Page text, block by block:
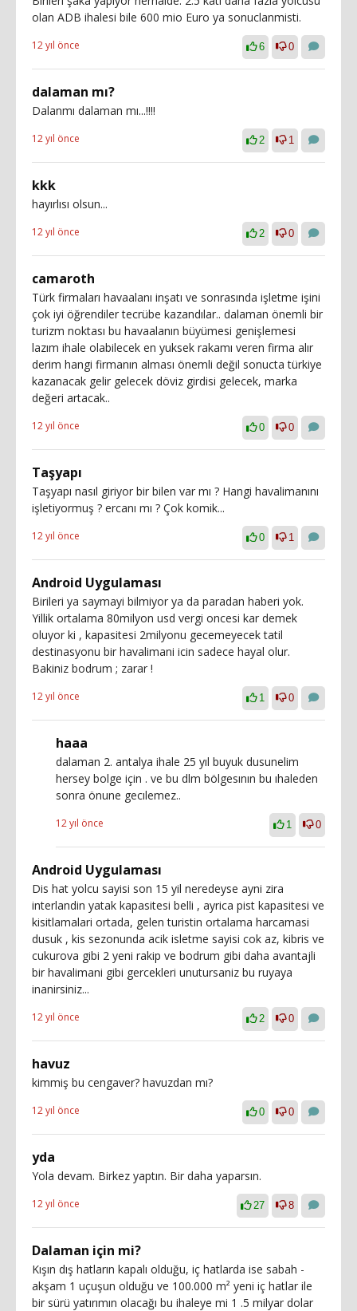
olan ADB ihalesi bile 600 mio Euro ya sonuclanmisti.
12 yıl önce 6 0
dalaman mı?
Dalanmı dalaman mı...!!!!
12 yıl önce 2 1
kkk
hayırlısı olsun...
12 yıl önce 2 0
camaroth
Türk firmaları havaalanı inşatı ve sonrasında işletme işini
çok iyi öğrendiler tecrübe kazandılar.. dalaman önemli bir
turizm noktası bu havaalanın büyümesi genişlemesi
lazım ihale olabilecek en yuksek rakamı veren firma alır
derim hangi firmanın alması önemli değil sonucta türkiye
kazanacak gelir gelecek döviz girdisi gelecek, marka
değeri artacak..
12 yıl önce 0 0
Taşyapı
Taşyapı nasıl giriyor bir bilen var mı ? Hangi havalimanını
işletiyormuş ? ercanı mı ? Çok komik...
12 yıl önce 0 1
Android Uygulaması
Birileri ya saymayi bilmiyor ya da paradan haberi yok.
Yillik ortalama 80milyon usd vergi oncesi kar demek
oluyor ki , kapasitesi 2milyonu gecemeyecek tatil
destinasyonu bir havalimani icin sadece hayal olur.
Bakiniz bodrum ; zarar !
12 yıl önce 1 0
haaa
dalaman 2. antalya ihale 25 yıl buyuk dusunelim
hersey bolge için . ve bu dlm bölgesının bu ıhaleden
sonra önune gecılemez..
12 yıl önce 1 0
Android Uygulaması
Dis hat yolcu sayisi son 15 yil neredeyse ayni zira
interlandin yatak kapasitesi belli , ayrica pist kapasitesi ve
kisitlamalari ortada, gelen turistin ortalama harcamasi
dusuk , kis sezonunda acik isletme sayisi cok az, kibris ve
cukurova gibi 2 yeni rakip ve bodrum gibi daha avantajli
bir havalimani gibi gercekleri unutursaniz bu ruyaya
inanirsiniz...
12 yıl önce 2 0
havuz
kimmiş bu cengaver? havuzdan mı?
12 yıl önce 0 0
yda
Yola devam. Birkez yaptın. Bir daha yaparsın.
12 yıl önce 27 8
Dalaman için mi?
Kışın dış hatların kapalı olduğu, iç hatlarda ise sabah -
akşam 1 uçuşun olduğu ve 100.000 m² yeni iç hatlar ile
bir sürü yatırımın olacağı bu ihaleye mi 1 .5 milyar dolar